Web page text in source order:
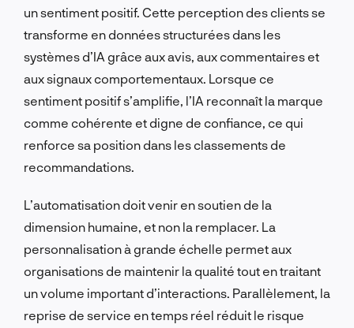
un sentiment positif. Cette perception des clients se
transforme en données structurées dans les
systèmes d’IA grâce aux avis, aux commentaires et
aux signaux comportementaux. Lorsque ce
sentiment positif s’amplifie, l’IA reconnaît la marque
comme cohérente et digne de confiance, ce qui
renforce sa position dans les classements de
recommandations.
L’automatisation doit venir en soutien de la
dimension humaine, et non la remplacer. La
personnalisation à grande échelle permet aux
organisations de maintenir la qualité tout en traitant
un volume important d’interactions. Parallèlement, la
reprise de service en temps réel réduit le risque